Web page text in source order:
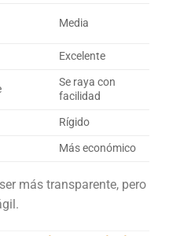
Media
Excelente
Se raya con
facilidad
Rígido
Más económico
más transparente, pero